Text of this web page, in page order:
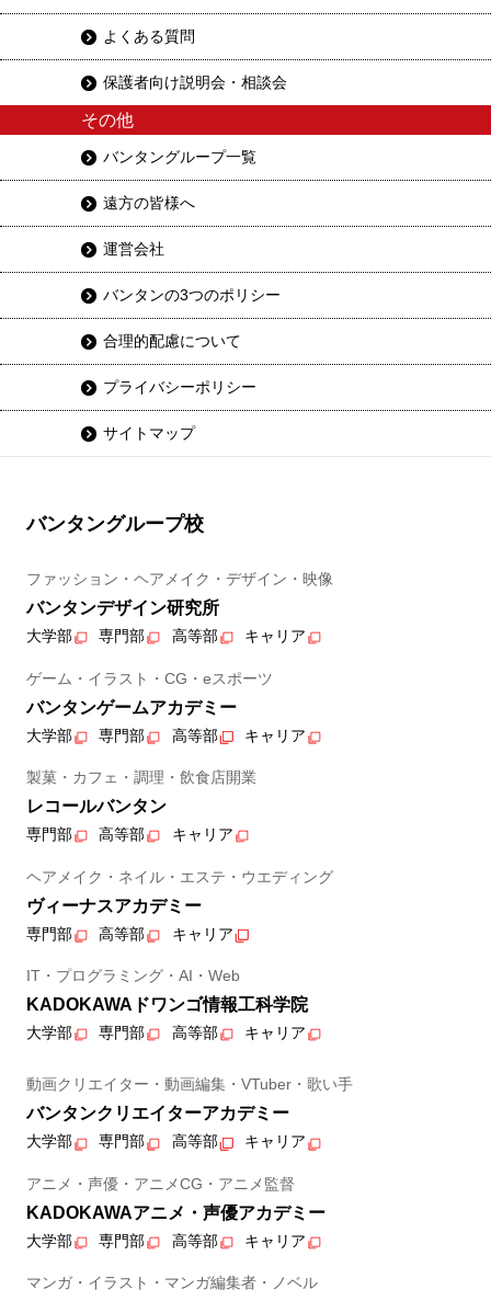
よくある質問
保護者向け説明会・相談会
その他
バンタングループ一覧
遠方の皆様へ
運営会社
バンタンの3つのポリシー
合理的配慮について
プライバシーポリシー
サイトマップ
バンタングループ校
ファッション・ヘアメイク・デザイン・映像
バンタンデザイン研究所
大学部 専門部 高等部 キャリア
ゲーム・イラスト・CG・eスポーツ
バンタンゲームアカデミー
大学部 専門部 高等部 キャリア
製菓・カフェ・調理・飲食店開業
レコールバンタン
専門部 高等部 キャリア
ヘアメイク・ネイル・エステ・ウエディング
ヴィーナスアカデミー
専門部 高等部 キャリア
IT・プログラミング・AI・Web
KADOKAWAドワンゴ情報工科学院
大学部 専門部 高等部 キャリア
動画クリエイター・動画編集・VTuber・歌い手
バンタンクリエイターアカデミー
大学部 専門部 高等部 キャリア
アニメ・声優・アニメCG・アニメ監督
KADOKAWAアニメ・声優アカデミー
大学部 専門部 高等部 キャリア
マンガ・イラスト・マンガ編集者・ノベル